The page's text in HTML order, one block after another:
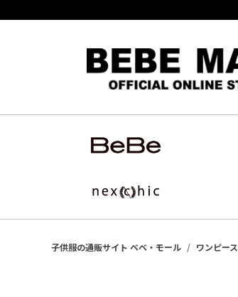
子供服の通販サイト ベベ・モール ワンピース